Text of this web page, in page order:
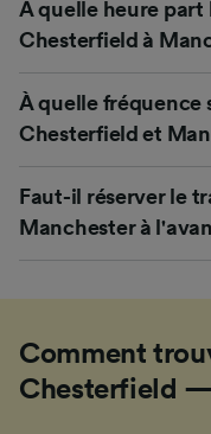
À quelle heure part
Chesterfield à
À quelle fréquence
Chesterfield et
Faut-il réserver le
Manchester à
Comment
Chesterfield —